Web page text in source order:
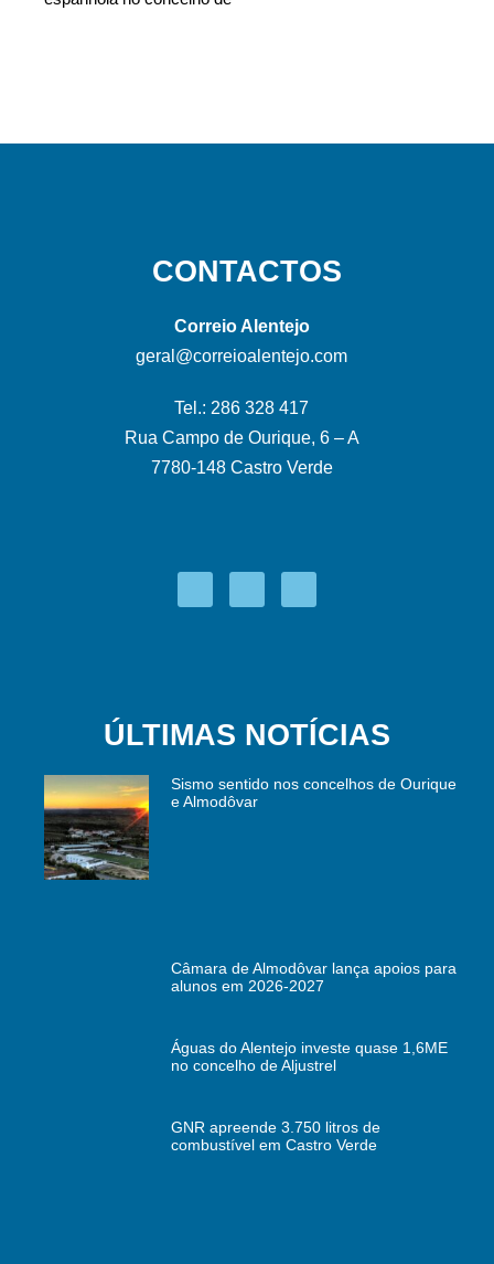
CONTACTOS
Correio Alentejo
geral@correioalentejo.com
Tel.: 286 328 417
Rua Campo de Ourique, 6 – A
7780-148 Castro Verde
ÚLTIMAS NOTÍCIAS
Sismo sentido nos concelhos de Ourique
e Almodôvar
Câmara de Almodôvar lança apoios para
alunos em 2026-2027
Águas do Alentejo investe quase 1,6ME
no concelho de Aljustrel
GNR apreende 3.750 litros de
combustível em Castro Verde